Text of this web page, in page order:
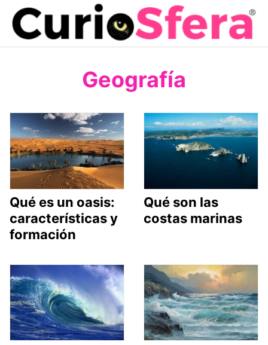
Saltar
contenido
Geografía
Qué es un oasis:
características y
formación
Qué son las
costas marinas